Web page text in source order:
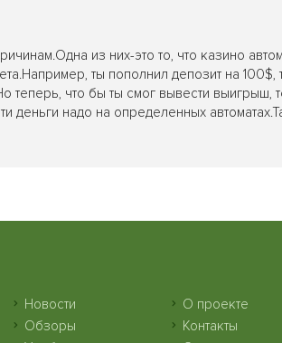
из них-это то, что казино
ты пополнил депозит на 100$,
теперь, что бы ты смог вывести выигрыш,
деньги надо на определенных
Новости
Обзоры
О проекте
Контакты